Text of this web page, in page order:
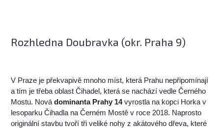
Rozhledna Doubravka (okr. Praha 9)
V Praze je překvapivě mnoho míst, která Prahu nepřipomínají
a tím je třeba oblast Čihadel, která se nachází vedle Černého
Mostu. Novádominanta Prahy 14vyrostla na kopci Horka v
lesoparku Čihadla na Černém Mostě v roce 2018. Naprosto
originální stavbu tvoří tři veliké nohy z akátového dřeva, které